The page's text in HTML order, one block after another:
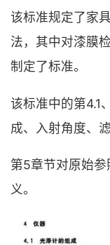
该标准规定了家
法，其中对漆膜
制定了标准。
该标准中的第4.1
成、入射角度、
第5章节对原始
义。